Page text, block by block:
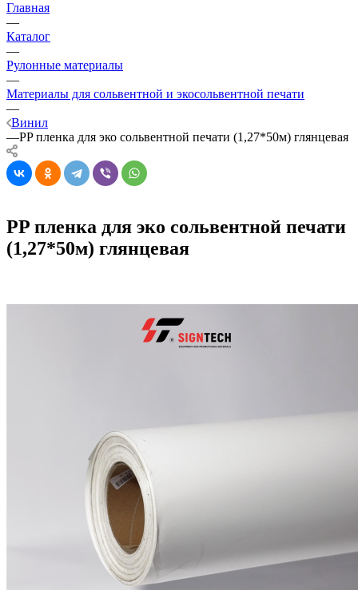
Главная
—
Каталог
—
Рулонные материалы
—
Материалы для сольвентной и экосольвентной печати
—
Винил
—PP пленка для эко сольвентной печати (1,27*50м) глянцевая
PP пленка для эко сольвентной печати
(1,27*50м) глянцевая